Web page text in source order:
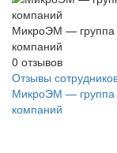
МикроЭМ — группа
компаний
0 отзывов
Отзывы
МикроЭМ — группа
компаний